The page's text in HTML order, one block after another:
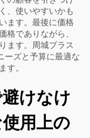
、使いやすいかも
ます。最後に価格
格でありながら、
ます。周城プラス
ズと予算に最適な
す。
けなけ
用上の